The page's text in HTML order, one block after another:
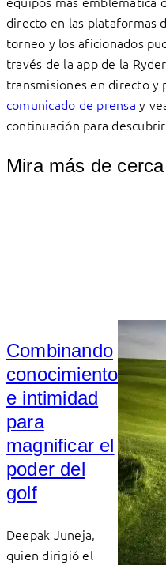
directo en las plataformas
torneo y los aficionados
través de la app de la
transmisiones en directo y
comunicado de prensa y
continuación para
Mira más de cerca
Combinando
conocimiento
e intimidad
para
magnificar el
poder del
golf
Deepak Juneja,
quien dirigió el